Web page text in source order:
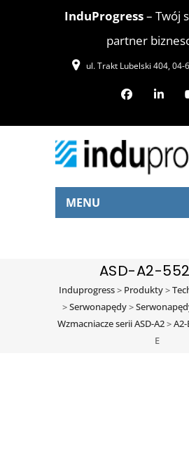
InduProgress– Twój
partner
ul. Trakt Lubelski 404, 04-
MENU
ASD-A2-
Induprogress> Produkty>
>Serwonapędy>
Wzmacniacze serii ASD-A2>A2-
E